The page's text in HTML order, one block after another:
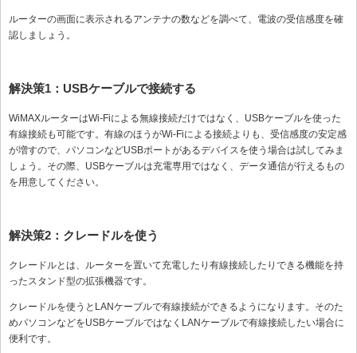
ルーターの画面に表示されるアンテナの数などを調べて、電波の受信感度を確
認しましょう。
解決策1：USBケーブルで接続する
WiMAXルーターはWi-Fiによる無線接続だけではなく、USBケーブルを使った
有線接続も可能です。有線のほうがWi-Fiによる接続よりも、受信感度の安定感
が増すので、パソコンなどUSBポートがあるデバイスを使う場合は試してみま
しょう。その際、USBケーブルは充電専用ではなく、データ通信が行えるもの
を用意してください。
解決策2：クレードルを使う
クレードルとは、ルーターを置いて充電したり有線接続したりできる機能を持
ったスタンド型の拡張機器です。
クレードルを使うとLANケーブルで有線接続ができるようになります。そのた
めパソコンなどをUSBケーブルではなくLANケーブルで有線接続したい場合に
便利です。